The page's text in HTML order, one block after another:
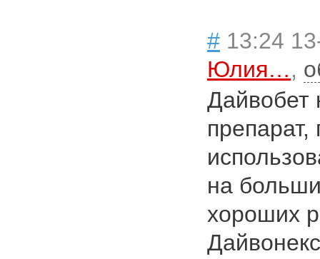
# 13:24
Юлия…,
Дайвобет
на
хороших